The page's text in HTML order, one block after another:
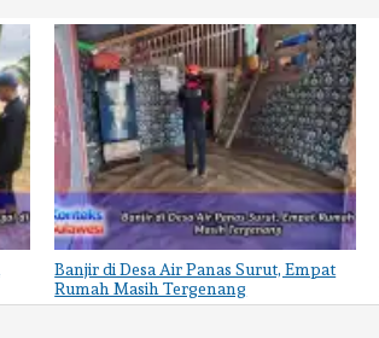
Banjir di Desa Air Panas Surut, Empat
Rumah Masih Tergenang